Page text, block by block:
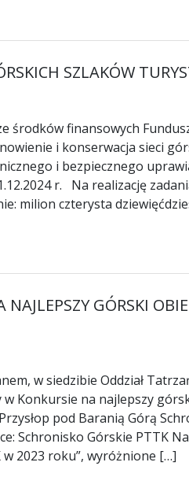
SZLAKÓW
środków finansowych
i konserwacja sieci
i bezpiecznego
r. Na realizację
milion czterysta
GÓRSKI
w siedzibie Oddział
Konkursie na najlepszy
pod Baranią Górą
Schronisko Górskie PTTK
2023 roku”, wyróżnione […]